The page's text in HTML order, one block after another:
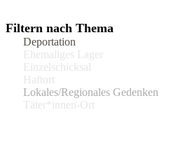
Filtern nach Thema
Deportation
Ehemaliges Lager
Einzelschicksal
Haftort
Lokales/Regionales Gedenken
Täter*innen-Ort